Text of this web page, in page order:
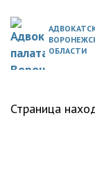
ОБЛАСТИ
Страница